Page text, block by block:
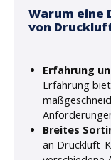
Warum eine
von
Erfahrung
Erfahrung
Breites
an Druckluft-